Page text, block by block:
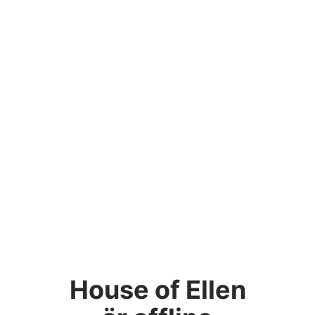
House of Ellen